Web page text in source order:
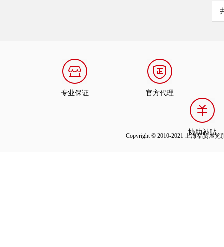
专业保证 官方代理
协助补贴
Copyright © 2010-2021 上海福贸展